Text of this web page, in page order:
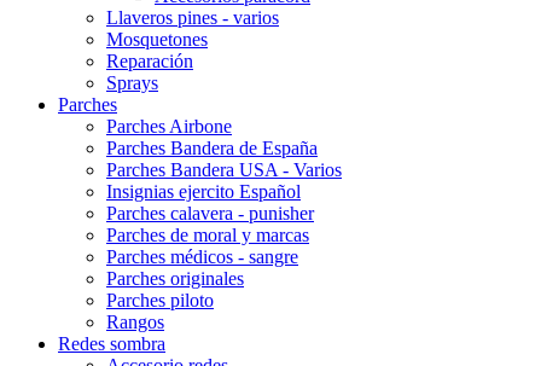
Llaveros pines - varios
Mosquetones
Reparación
Sprays
Parches
Parches Airbone
Parches Bandera de España
Parches Bandera USA - Varios
Insignias ejercito Español
Parches calavera - punisher
Parches de moral y marcas
Parches médicos - sangre
Parches originales
Parches piloto
Rangos
Redes sombra